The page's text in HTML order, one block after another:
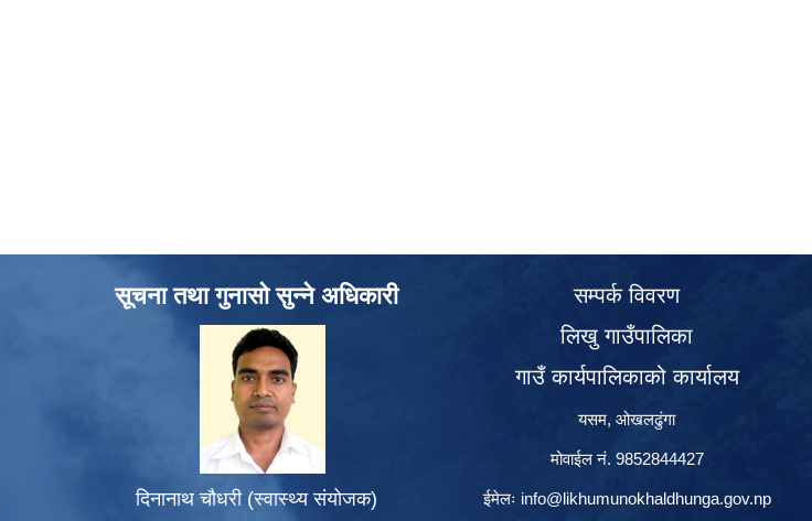
सूचना तथा गुनासो सुन्ने अधिकारी
दिनानाथ चौधरी (स्वास्थ्य संयोजक)
सम्पर्क विवरण
लिखु गाउँपालिका
गाउँ कार्यपालिकाको कार्यालय
यसम, ओखलढुंगा
मोवाईल नं. 9852844427
ईमेलः info@likhumunokhaldhunga.gov.np